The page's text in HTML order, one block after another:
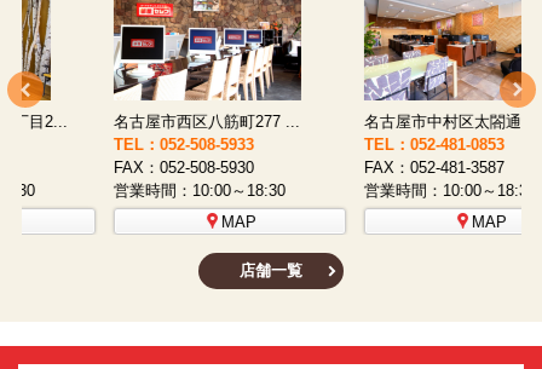
名古屋市西区八筋町277 ...
TEL：052-508-5933
FAX：052-508-5930
営業時間：10:00～18:30
名古屋市中村区太閤通9-1...
TEL：052-481-0853
FAX：052-481-3587
営業時間：10:00～18:30
店舗一覧